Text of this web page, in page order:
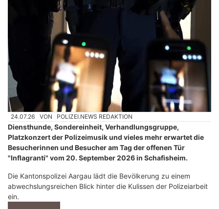
24.07.26 VON POLIZEI.NEWS REDAKTION
Diensthunde, Sondereinheit, Verhandlungsgruppe,
Platzkonzert der Polizeimusik und vieles mehr erwartet die
Besucherinnen und Besucher am Tag der offenen Tür
"Inflagranti" vom 20. September 2026 in Schafisheim.
Die Kantonspolizei Aargau lädt die Bevölkerung zu einem
abwechslungsreichen Blick hinter die Kulissen der Polizeiarbeit
ein.